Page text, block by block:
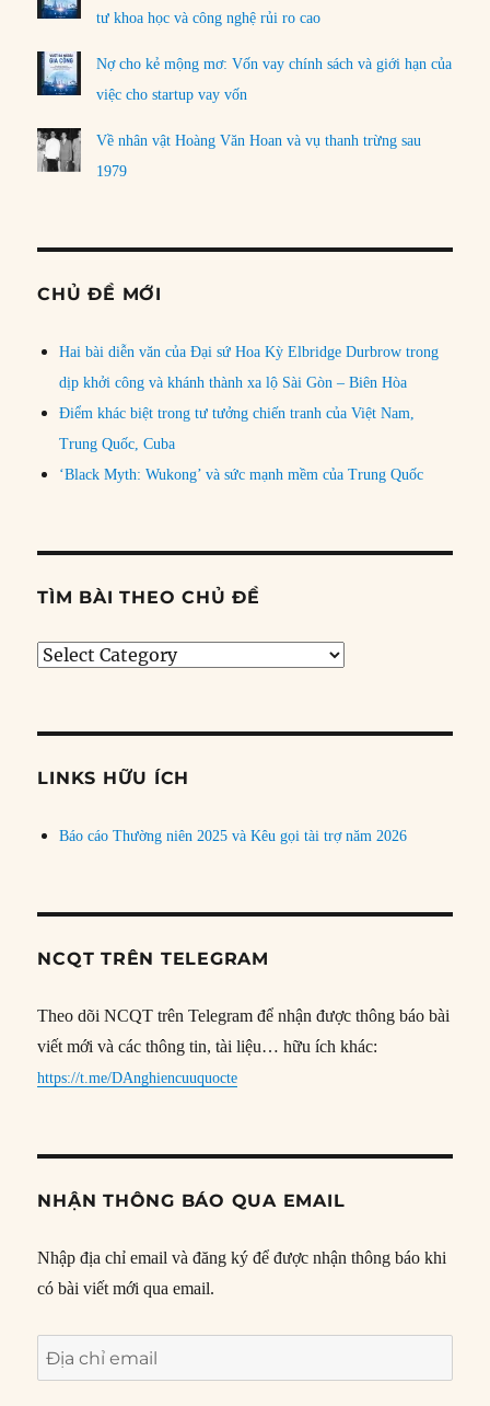
tư khoa học và công nghệ rủi ro cao
Nợ cho kẻ mộng mơ: Vốn vay chính sách và giới hạn của
việc cho startup vay vốn
Về nhân vật Hoàng Văn Hoan và vụ thanh trừng sau
1979
CHỦ ĐỀ MỚI
Hai bài diễn văn của Đại sứ Hoa Kỳ Elbridge Durbrow trong
dịp khởi công và khánh thành xa lộ Sài Gòn – Biên Hòa
Điểm khác biệt trong tư tưởng chiến tranh của Việt Nam,
Trung Quốc, Cuba
‘Black Myth: Wukong’ và sức mạnh mềm của Trung Quốc
TÌM BÀI THEO CHỦ ĐỀ
Tìm
đề
LINKS HỮU ÍCH
Báo cáo Thường niên 2025 và Kêu gọi tài trợ năm 2026
NCQT TRÊN TELEGRAM
Theo dõi NCQT trên Telegram để nhận được thông báo bài
viết mới và các thông tin, tài liệu… hữu ích khác:
https://t.me/DAnghiencuuquocte
NHẬN THÔNG BÁO QUA EMAIL
Nhập địa chỉ email và đăng ký để được nhận thông báo khi
có bài viết mới qua email.
Địa
chỉ